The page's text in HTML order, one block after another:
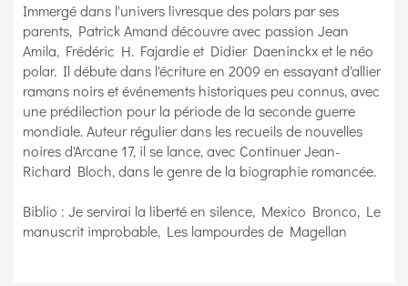
Immergé dans l'univers livresque des polars par ses
parents, Patrick Amand découvre avec passion Jean
Amila, Frédéric H. Fajardie et Didier Daeninckx et le néo
polar. Il débute dans l'écriture en 2009 en essayant d'allier
ramans noirs et événements historiques peu connus, avec
une prédilection pour la période de la seconde guerre
mondiale. Auteur régulier dans les recueils de nouvelles
noires d'Arcane 17, il se lance, avec Continuer Jean-
Richard Bloch, dans le genre de la biographie romancée.
Biblio : Je servirai la liberté en silence, Mexico Bronco, Le
manuscrit improbable, Les lampourdes de Magellan